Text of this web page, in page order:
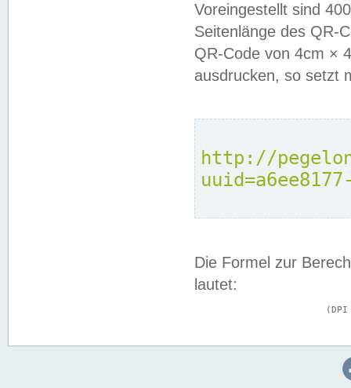
Voreingestellt sind
Seitenlänge des QR-
QR-Code von 4cm ×
ausdrucken, so setzt
http://
Die Formel zur
lautet: